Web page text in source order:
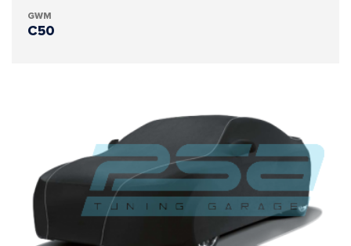
GWM
C50